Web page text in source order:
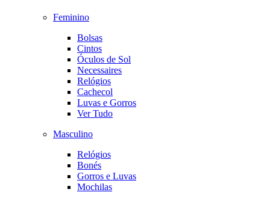
Feminino
Bolsas
Cintos
Óculos de Sol
Necessaires
Relógios
Cachecol
Luvas e Gorros
Ver Tudo
Masculino
Relógios
Bonés
Gorros e Luvas
Mochilas